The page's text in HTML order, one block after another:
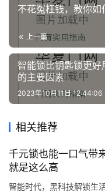
不花冤枉钱，教你
上一篇
智能锁比钥匙锁更好
的主要因素
2023年10月11日 12:44:06
相关推荐
千元锁也能一口气带
就是这么高
智能时代，黑科技解锁生